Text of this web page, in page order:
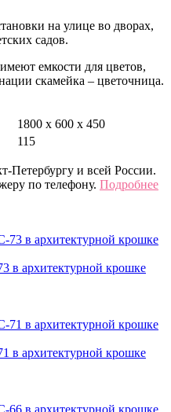
на улице во дворах,
садов.
емкости для цветов,
скамейка – цветочница.
1800 х 600 х 450
115
Петербургу и всей России.
по телефону. Подробнее
в архитектурной крошке
в архитектурной крошке